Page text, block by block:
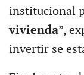
institucional
vivienda”,
invertir se